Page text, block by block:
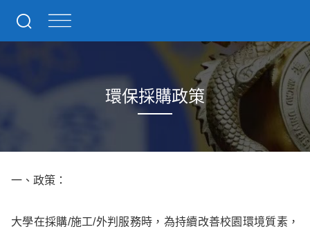
環保採購政策
一、政策：
大學在採購/施工/外判服務時，為持續改善校園環境質素，